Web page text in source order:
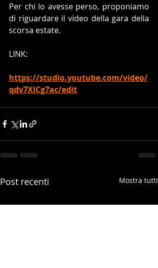
Per chi lo avesse perso, proponiamo
di riguardare il video della gara della
scorsa estate.
LINK:
https://studio.youtube.com/video/
qdv7XlCg7ac/edit
Post recenti Mostra tutti